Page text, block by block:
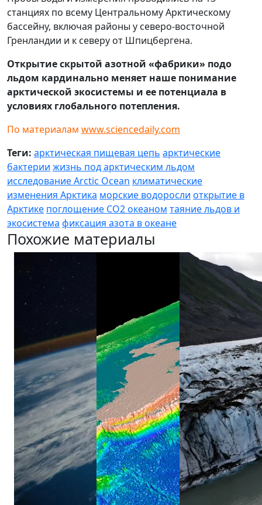
станциях по всему Центральному Арктическому
бассейну, включая районы у северо-восточной
Гренландии и к северу от Шпицбергена.
Открытие скрытой азотной «фабрики» подо
льдом кардинально меняет наше понимание
арктической экосистемы и ее потенциала в
условиях глобального потепления.
По материалам www.sciencedaily.com
Теги: арктическая пищевая цепь арктические
бактерии жизнь под арктическим льдом
исследование Arctic Ocean климатические
изменения Арктика морские водоросли открытие в
Арктике поглощение CO2 океаном таяние льдов и
экосистема фиксация азота в океане
Похожие материалы